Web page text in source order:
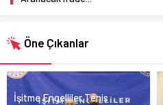
Öne Çıkanlar
İşitme Engelliler Tenis